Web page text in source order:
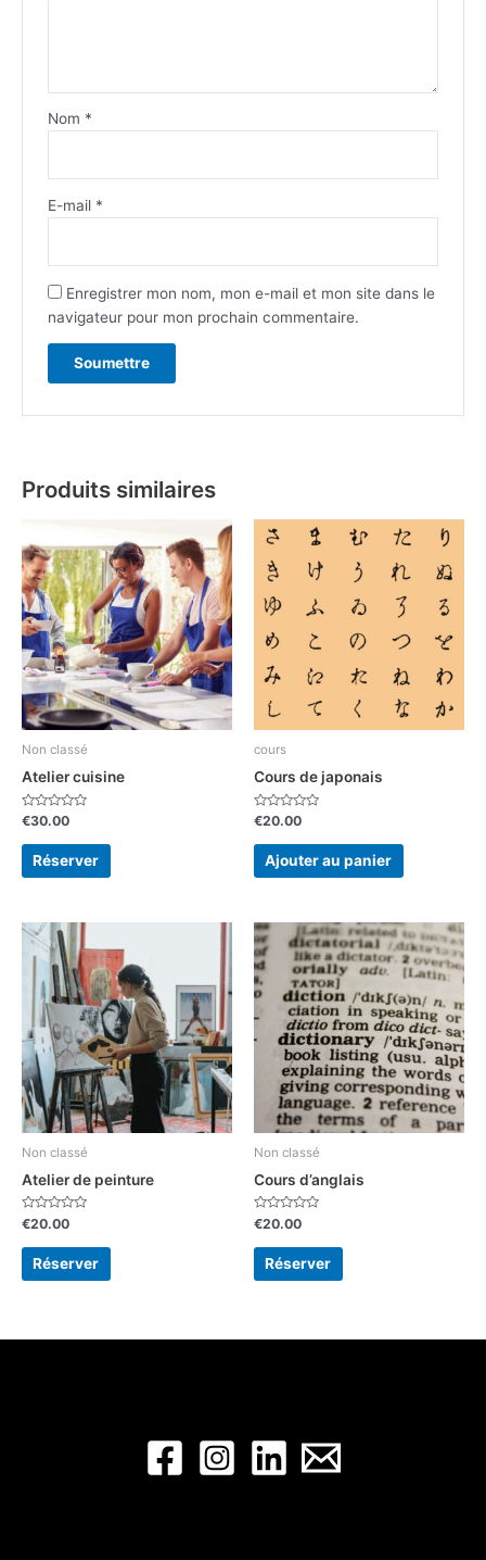
Nom *
E-mail *
Enregistrer mon nom, mon e-mail et mon site dans le
navigateur pour mon prochain commentaire.
Produits similaires
Non classé
Atelier cuisine
Note
sur
€30.00
Réserver
cours
Cours de japonais
Note
sur
€20.00
Ajouter au panier
Non classé
Atelier de peinture
Note
0
sur
€20.00
Réserver
Non classé
Cours d’anglais
Note
0
sur
€20.00
Réserver